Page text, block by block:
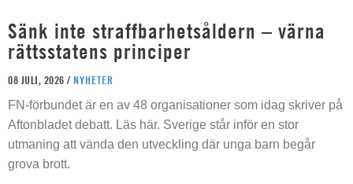
Sänk inte straffbarhetsåldern – värna
rättsstatens principer
08 JULI, 2026 / NYHETER
FN-förbundet är en av 48 organisationer som idag skriver på
Aftonbladet debatt. Läs här. Sverige står inför en stor
utmaning att vända den utveckling där unga barn begår
grova brott.